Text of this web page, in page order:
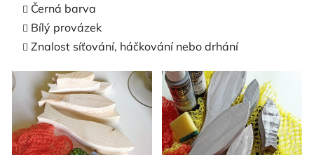
Černá barva
Bílý provázek
Znalost síťování, háčkování nebo drhání